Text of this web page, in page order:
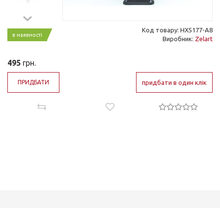
в наявності
Код товару: HX5177-A8
Виробник: Zelart
495 грн.
ПРИДБАТИ придбати в один клік